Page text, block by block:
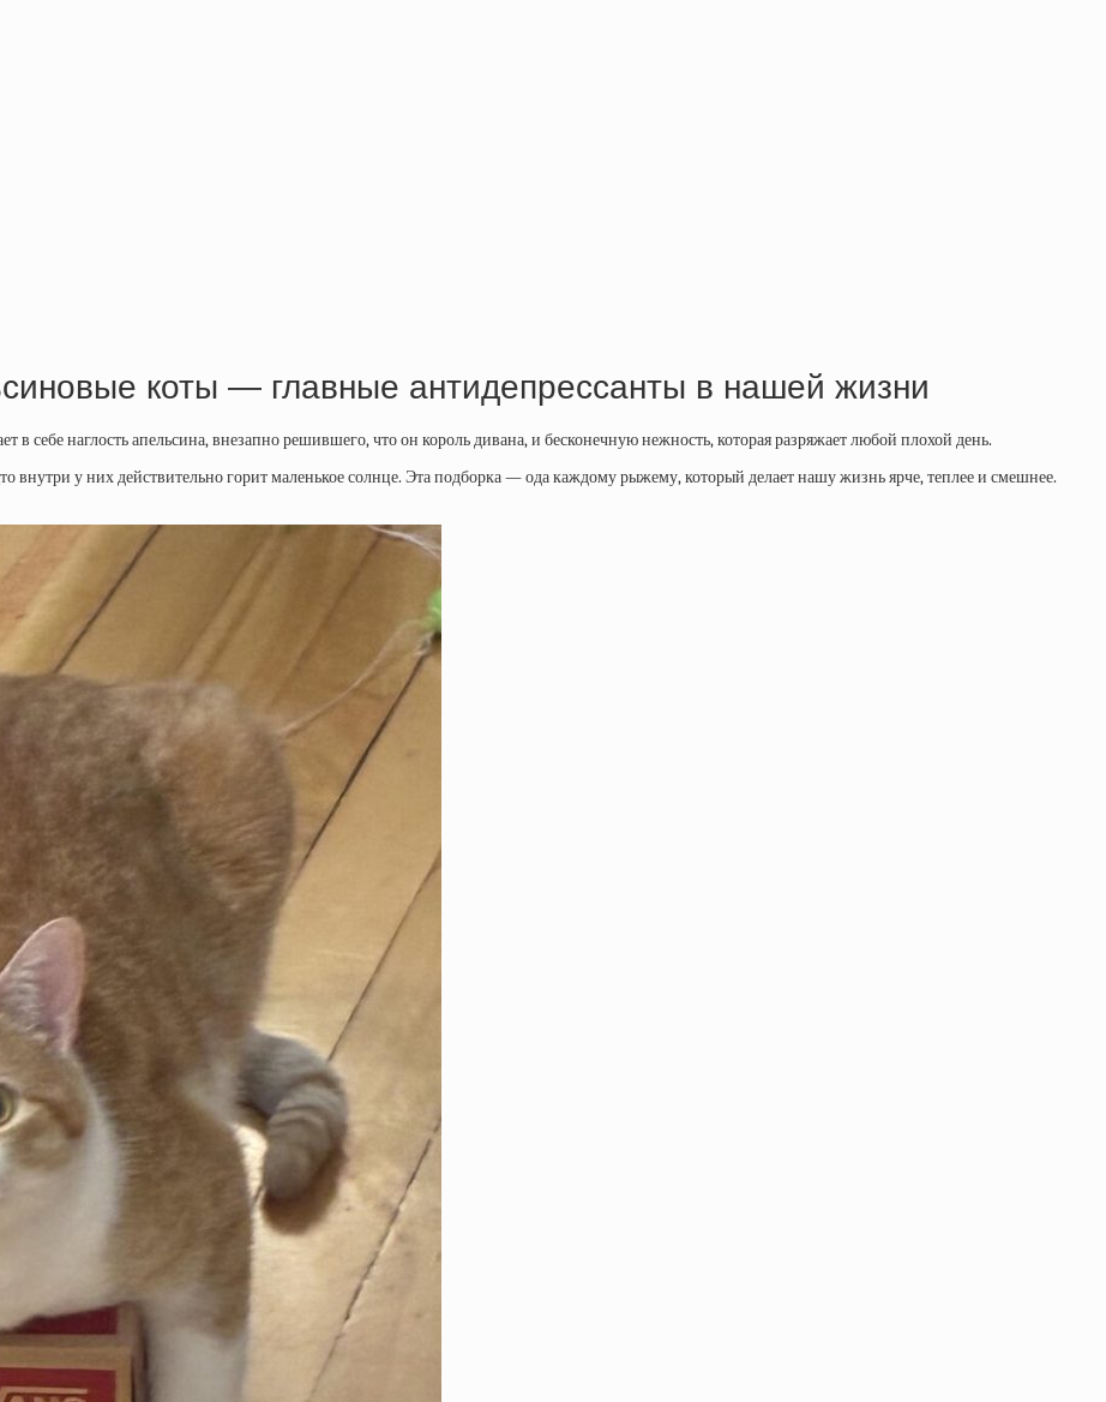
коты — главные антидепрессанты в нашей жизни
себе наглость апельсина, внезапно решившего, что он король дивана, и бесконечную нежность, которая разряжает любой плохой день.
внутри у них действительно горит маленькое солнце. Эта подборка — ода каждому рыжему, который делает нашу жизнь ярче, теплее и смешнее.